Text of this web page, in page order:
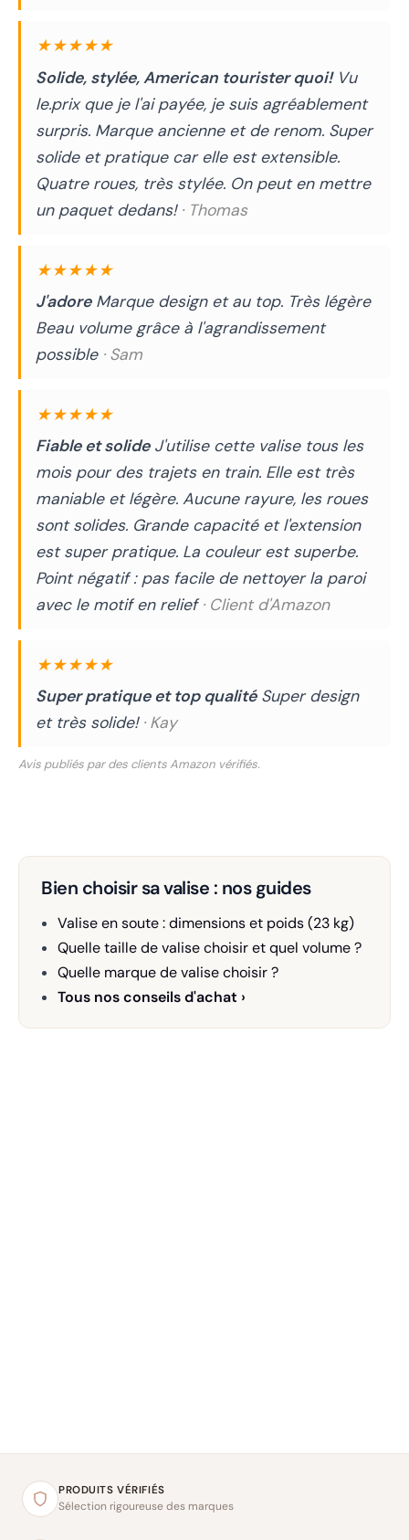
★★★★★
Solide, stylée, American tourister quoi!Vu
le.prix que je l'ai payée, je suis agréablement
surpris. Marque ancienne et de renom. Super
solide et pratique car elle est extensible.
Quatre roues, très stylée. On peut en mettre
un paquet dedans! · Thomas
★★★★★
J'adoreMarque design et au top. Très légère
Beau volume grâce à l'agrandissement
possible · Sam
★★★★★
Fiable et solideJ'utilise cette valise tous les
mois pour des trajets en train. Elle est très
maniable et légère. Aucune rayure, les roues
sont solides. Grande capacité et l'extension
est super pratique. La couleur est superbe.
Point négatif : pas facile de nettoyer la paroi
avec le motif en relief· Client d'Amazon
★★★★★
Super pratique et top qualitéSuper design
et très solide! · Kay
Avis publiés par des clients Amazon vérifiés.
Bien choisir sa valise : nos guides
Valise en soute : dimensions et poids (23 kg)
Quelle taille de valise choisir et quel volume ?
Quelle marque de valise choisir ?
Tous nos conseils d'achat ›
PRODUITS VÉRIFIÉS
Sélection rigoureuse des marques